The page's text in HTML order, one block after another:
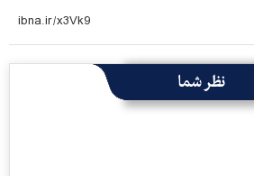
نظر شما